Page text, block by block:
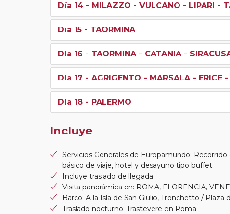
Día 14 - MILAZZO - VULCANO - LIPARI -
Día 15 - TAORMINA
Día 16 - TAORMINA - CATANIA -
Día 17 - AGRIGENTO - MARSALA - ERICE -
Día 18 - PALERMO
Incluye
Servicios Generales de Europamundo:
básico de viaje, hotel y desayuno tipo buffet.
Incluye traslado de llegada
Visita panorámica en: ROMA, FLORENCIA,
Barco: A la Isla de San Giulio, Tronchetto /
Traslado nocturno: Trastevere en Roma